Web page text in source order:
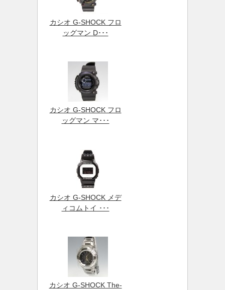
カシオ G-SHOCK フロ
ッグマン D･･･
カシオ G-SHOCK フロ
ッグマン マ･･･
カシオ G-SHOCK メデ
ィコムトイ ･･･
カシオ G-SHOCK The-